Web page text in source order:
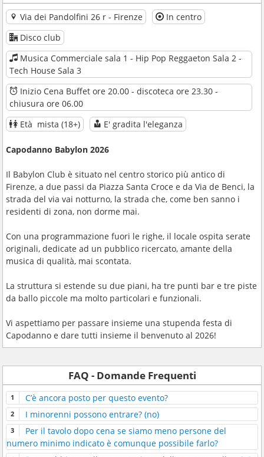
Via dei Pandolfini 26 r - Firenze
In centro
Disco club
Musica Commerciale sala 1 - Hip Pop Reggaeton Sala 2 -
Tech House Sala 3
Inizio Cena Buffet ore 20.00 - discoteca ore 23.30 -
chiusura ore 06.00
Età mista (18+)
E' gradita l'eleganza
Capodanno Babylon 2026
Il Babylon Club è situato nel centro storico più antico di
Firenze, a due passi da Piazza Santa Croce e da Via de Benci, la
strada del via vai notturno, la strada che, come ben sanno i
residenti di zona, non dorme mai.
Con una programmazione fuori le righe, il locale ospita serate
originali, dedicate ad un pubblico ricercato, amante della
musica di qualità, mai scontata.
La struttura si estende su due piani, ha tre punti bar e tre piste
da ballo piccole ma molto particolari e funzionali.
Vi aspettiamo per passare insieme una stupenda festa di
Capodanno e dare tutti insieme il benvenuto al 2026!
FAQ - Domande Frequenti
C’è ancora posto per questo evento?
I minorenni possono entrare? (no)
Per il tavolo dopo cena se siamo meno persone del
numero minimo indicato è comunque possibile farlo?